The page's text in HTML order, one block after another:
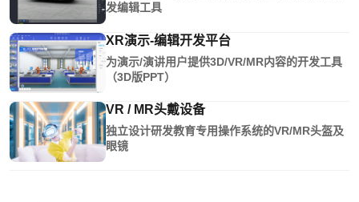
发编辑工具
XR演示-编辑开发平台
为演示/演讲用户提供3D/VR/MR内容的开发工具
（3D版PPT）
VR / MR头戴设备
独立设计研发教育专用操作系统的VR/MR头盔及
眼镜